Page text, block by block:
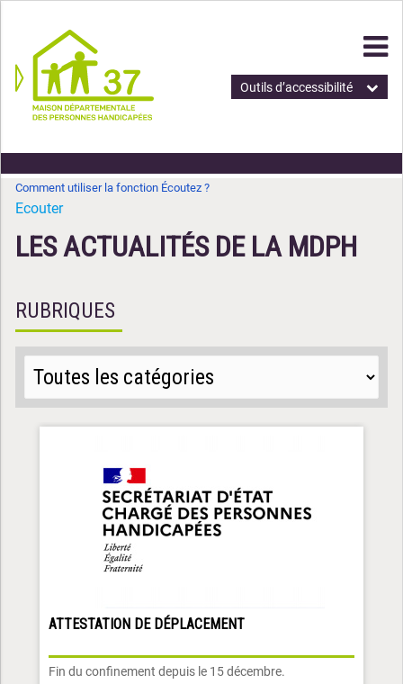
Outils d’accessibilité
Comment utiliser la fonction Écoutez ?
Ecouter
LES ACTUALITÉS DE LA MDPH
RUBRIQUES
ATTESTATION DE DÉPLACEMENT
Fin du confinement depuis le 15 décembre.